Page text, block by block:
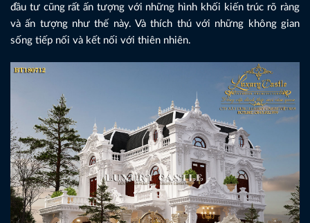
đầu tư cũng rất ấn tượng với những hình khối kiến trúc rõ ràng
và ấn tượng như thế này. Và thích thú với những không gian
sống tiếp nối và kết nối với thiên nhiên.